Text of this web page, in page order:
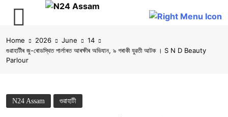
to
content
Home 2026 June
14
গুৱাহাটীৰ জু-ৰোডস্থিত পাৰ্লাৰত আৰক্ষীৰ অভিযান, ৯ গৰাকী যুৱতী আটক । S N D Beauty
Parlour
N24 Assam গুৱাহাটী